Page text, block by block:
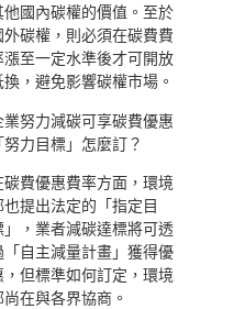
他國內碳權的價值。至於
外碳權，則必須在碳費費
漲至一定水準後才可開放
換，避免影響碳權市場。
業努力減碳可享碳費優惠
努力目標」怎麼訂？
碳費優惠費率方面，環境
也提出法定的「指定目
」，業者減碳達標將可透
「自主減量計畫」獲得優
，但標準如何訂定，環境
尚在與各界協商。